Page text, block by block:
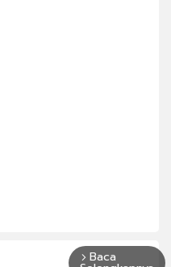
arrow_forward_ios Baca